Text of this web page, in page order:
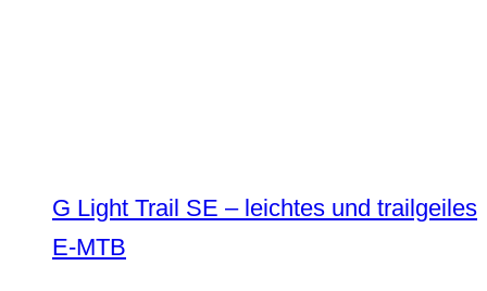
G Light Trail SE – leichtes und trailgeiles
E-MTB